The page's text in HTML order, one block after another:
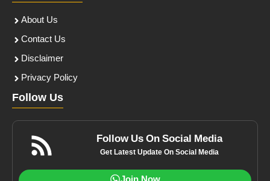
About Us
Contact Us
Disclaimer
Privacy Policy
Follow Us
Follow Us On Social Media
Get Latest Update On Social Media